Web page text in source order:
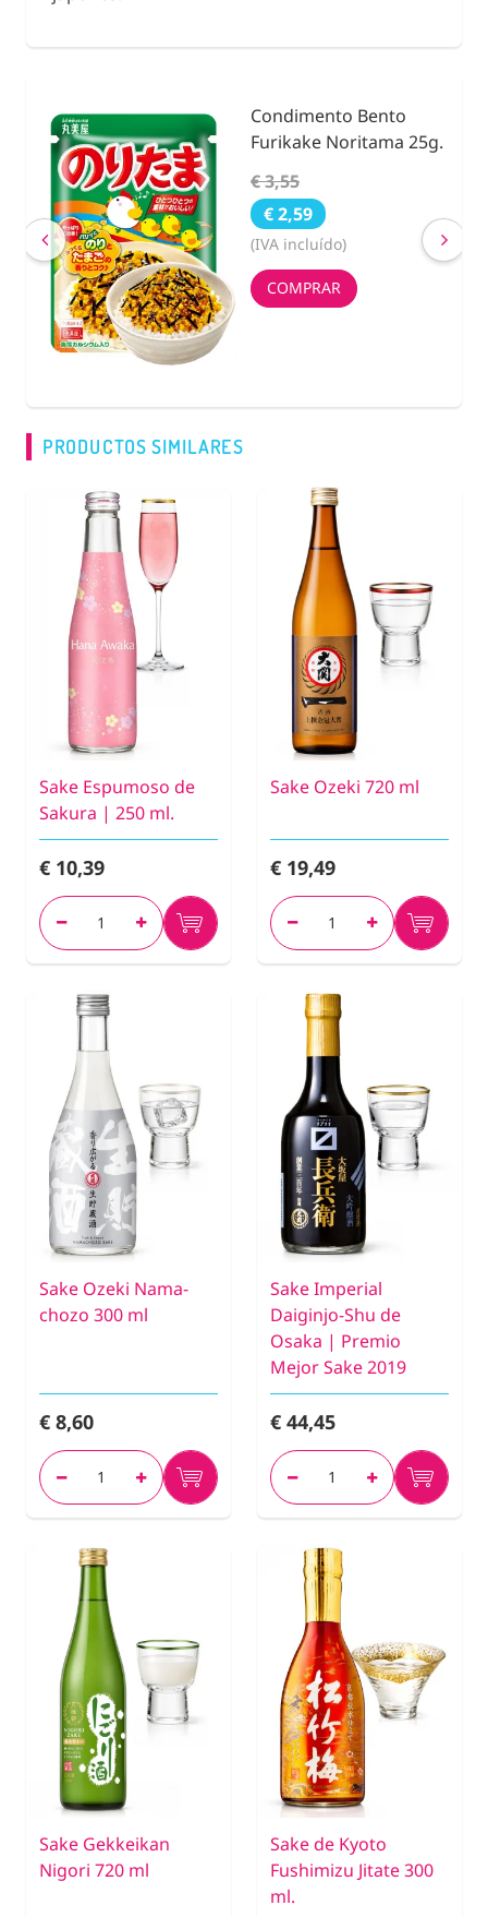
Condimento Bento
Furikake Noritama 25g.
€ 3,55
€ 2,59
(IVA incluído)
COMPRAR
PRODUCTOS SIMILARES
Sake Espumoso de
Sakura | 250 ml.
€ 10,39
Sake Ozeki 720 ml
€ 19,49
Sake Ozeki Nama-
chozo 300 ml
€ 8,60
Sake Imperial
Daiginjo-Shu de
Osaka | Premio
Mejor Sake 2019
€ 44,45
Sake Gekkeikan
Nigori 720 ml
Sake de Kyoto
Fushimizu Jitate 300
ml.